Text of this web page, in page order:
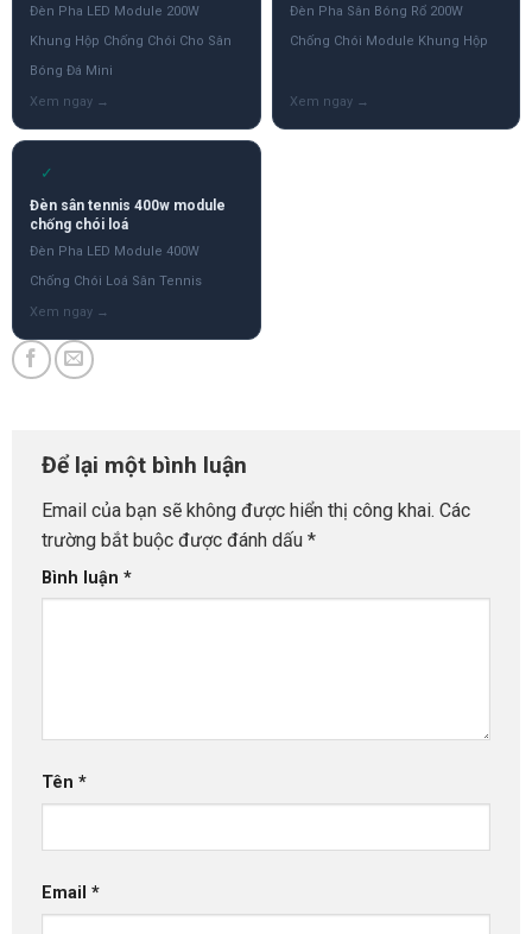
Đèn Pha LED Module 200W
Khung Hộp Chống Chói Cho Sân
Bóng Đá Mini
Đèn Pha Sân Bóng Rổ 200W
Chống Chói Module Khung Hộp
✓
Đèn sân tennis 400w module
chống chói loá
Đèn Pha LED Module 400W
Chống Chói Loá Sân Tennis
Để lại một bình luận
Email của bạn sẽ không được hiển thị công khai. Các
trường bắt buộc được đánh dấu *
Bình luận *
Tên *
Email *